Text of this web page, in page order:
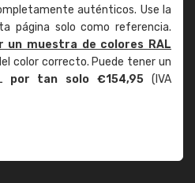
auténticos. Use la
página solo como referencia.
un muestra de colores RAL
color correcto. Puede tener un
por tan solo €154,95 (IVA